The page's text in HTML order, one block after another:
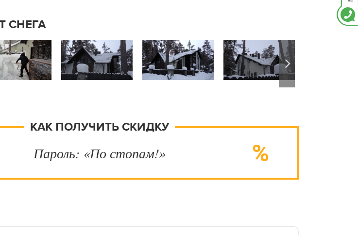
СНЕГА
КАК ПОЛУЧИТЬ СКИДКУ
Пароль: «По стопам!»